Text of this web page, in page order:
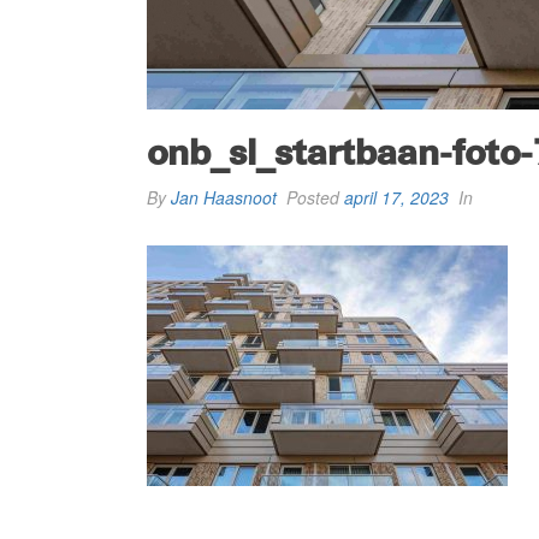
onb_sl_startbaan-
ByJan Haasnoot Postedapril 17, 2023 In